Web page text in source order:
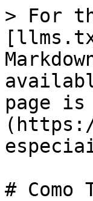
> For
page is
# Como